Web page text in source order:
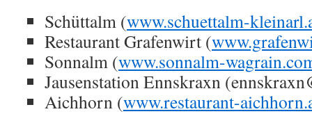
Schüttalm (www.schuettalm-
Restaurant Grafenwirt (
Sonnalm (www.sonnalm-
Jausenstation Ennskraxn
Aichhorn (www.restaurant-